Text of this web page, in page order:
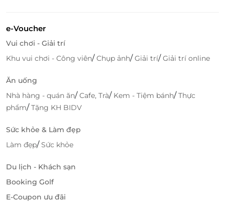
e-Voucher
Vui chơi - Giải trí
Khu vui chơi - Công viên/Chụp ảnh/Giải trí/Giải trí online
Ăn uống
Nhà hàng - quán ăn/Cafe, Trà/ Kem - Tiệm bánh/Thực
phẩm/Tặng KH BIDV
Sức khỏe & Làm đẹp
Làm đẹp/Sức khỏe
Du lịch - Khách sạn
Booking Golf
E-Coupon ưu đãi